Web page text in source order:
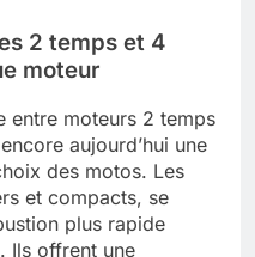
2 temps et 4
moteur
entre moteurs 2 temps
aujourd’hui une
des motos. Les
et compacts, se
plus rapide
Ils offrent une